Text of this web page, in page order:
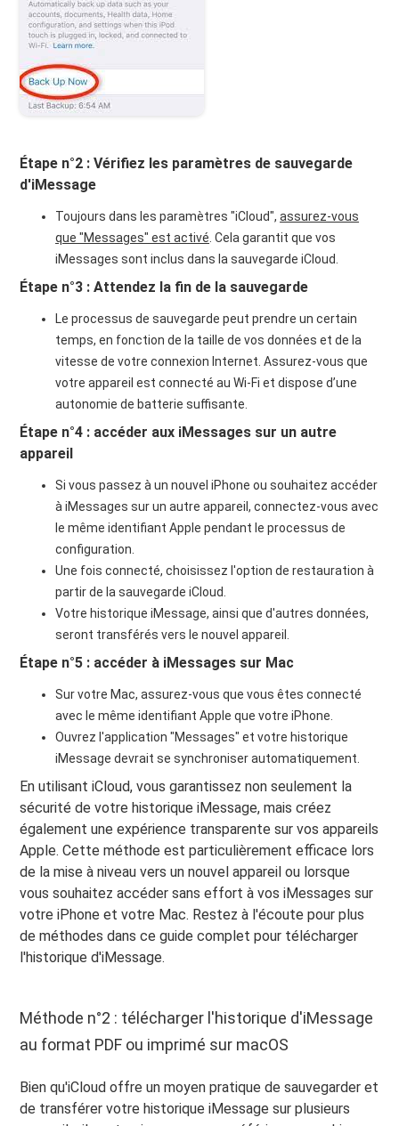
Étape n°2 : Vérifiez les paramètres de sauvegarde
d'iMessage
Toujours dans les paramètres "iCloud",assurez-vous
que "Messages" est activé . Cela garantit que vos
iMessages sont inclus dans la sauvegarde iCloud.
Étape n°3 : Attendez la fin de la sauvegarde
Le processus de sauvegarde peut prendre un certain
temps, en fonction de la taille de vos données et de la
vitesse de votre connexion Internet. Assurez-vous que
votre appareil est connecté au Wi-Fi et dispose d’une
autonomie de batterie suffisante.
Étape n°4 : accéder aux iMessages sur un autre
appareil
Si vous passez à un nouvel iPhone ou souhaitez accéder
à iMessages sur un autre appareil, connectez-vous avec
le même identifiant Apple pendant le processus de
configuration.
Une fois connecté, choisissez l'option de restauration à
partir de la sauvegarde iCloud.
Votre historique iMessage, ainsi que d'autres données,
seront transférés vers le nouvel appareil.
Étape n°5 : accéder à iMessages sur Mac
Sur votre Mac, assurez-vous que vous êtes connecté
avec le même identifiant Apple que votre iPhone.
Ouvrez l'application "Messages" et votre historique
iMessage devrait se synchroniser automatiquement.
En utilisant iCloud, vous garantissez non seulement la
sécurité de votre historique iMessage, mais créez
également une expérience transparente sur vos appareils
Apple. Cette méthode est particulièrement efficace lors
de la mise à niveau vers un nouvel appareil ou lorsque
vous souhaitez accéder sans effort à vos iMessages sur
votre iPhone et votre Mac. Restez à l'écoute pour plus
de méthodes dans ce guide complet pour télécharger
l'historique d'iMessage.
Méthode n°2 : télécharger l'historique d'iMessage
au format PDF ou imprimé sur macOS
Bien qu'iCloud offre un moyen pratique de sauvegarder et
de transférer votre historique iMessage sur plusieurs